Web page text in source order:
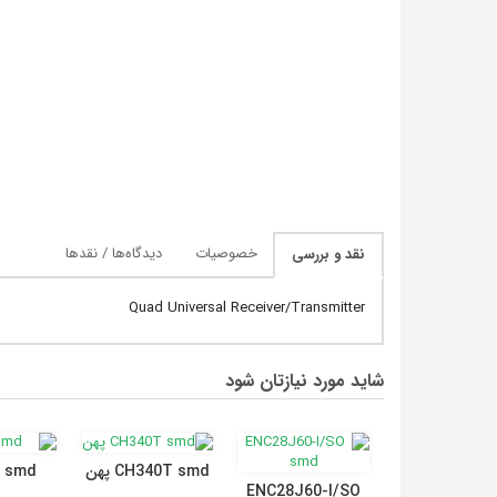
نقد و بررسی خصوصیات دیدگاه‌ها / نقدها
Quad Universal Receiver/Transmitter
شاید مورد نیازتان شود
ENC28J60-I/SO
CH340T smd پهن smd